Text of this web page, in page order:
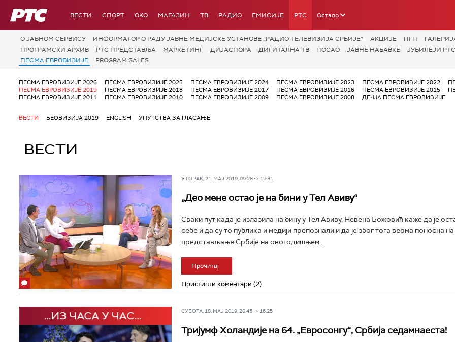
РТС ВЕСТИ СПОРТ OKO МАГАЗИН ТВ РАДИО ЕМИСИЈЕ РТС Остало
О JАВНОМ СЕРВИСУ ИНФОРМАТОР О РАДУ ЈАВНЕ МЕДИЈСКЕ УСТАНОВЕ „РАДИО-ТЕЛЕВИЗИЈА СРБИЈЕ“ АКЦИЈЕ ПГП
ПРОГРАМСКИ АРХИВ
РТС ПРЕДСТАВЉА МАРКЕТИНГ ДИЈАСПОРА ДИГИТАЛНА ТВ ПОСАО ЈАВНЕ НАБАВКЕ ЈУБИЛЕЈИ
ПЕСМА ЕВРОВИЗИЈЕ
PROGRAM SALES
ПЕСМА ЕВРОВИЗИЈЕ 2026 ПЕСМА ЕВРОВИЗИЈЕ 2025 ПЕСМА ЕВРОВИЗИЈЕ 2024 ПЕСМА ЕВРОВИЗИЈЕ 2023 ПЕСМА ЕВРОВИЗИЈЕ 2022
ПЕСМА ЕВРОВИЗИЈЕ 2019
ПЕСМА ЕВРОВИЗИЈЕ 2018 ПЕСМА ЕВРОВИЗИЈЕ 2017 ПЕСМА ЕВРОВИЗИЈЕ 2016 ПЕСМА ЕВРОВИЗИЈЕ 2015
ПЕСМА ЕВРОВИЗИЈЕ 2011
ПЕСМА ЕВРОВИЗИЈЕ 2010 ПЕСМА ЕВРОВИЗИЈЕ 2009 ПЕСМА ЕВРОВИЗИЈЕ 2008 ДЕЧЈА ПЕСМА ЕВРОВИЗИЈЕ
ВЕСТИ БЕОВИЗИЈА 2019 ENGLISH УПУТСТВА ЗА ГЛАСАЊЕ
ВЕСТИ
УТОРАК, 21. МАЈ 2019, 09:28 -> 15:31
„Део мене остао је на бини у Тел Авиву“
Сваки пут када је излазила на бину у Тел Авиву, Невена Божовић каже да је
себе и да су то публика и медији препознали и да је због тога веома поносна
представљање Србије на овогодишњем...
Прочитај
Пристигли коментари (2)
СУБОТА, 18. МАЈ 2019, 20:45 -> 16:25
Тријумф Холандије на 64. „Евросонгу“, Србија седамнаеста!